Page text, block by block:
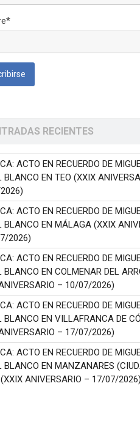
RECIENTES
ACTO EN RECUERDO DE
BLANCO EN TEO (XXIX
ACTO EN RECUERDO DE
BLANCO EN MÁLAGA (XXIX
2026)
ACTO EN RECUERDO DE
BLANCO EN COLMENAR DEL
– 10/07/2026)
ACTO EN RECUERDO DE
BLANCO EN VILLAFRANCA DE
– 17/07/2026)
ACTO EN RECUERDO DE
BLANCO EN MANZANARES
(XXIX ANIVERSARIO – 17/07/2026)